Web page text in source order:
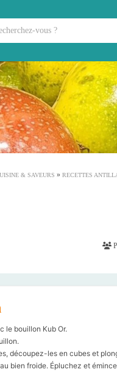
& SAVEURS » RECETTES
le bouillon Kub Or.
découpez-les en cubes et
bien froide. Épluchez et